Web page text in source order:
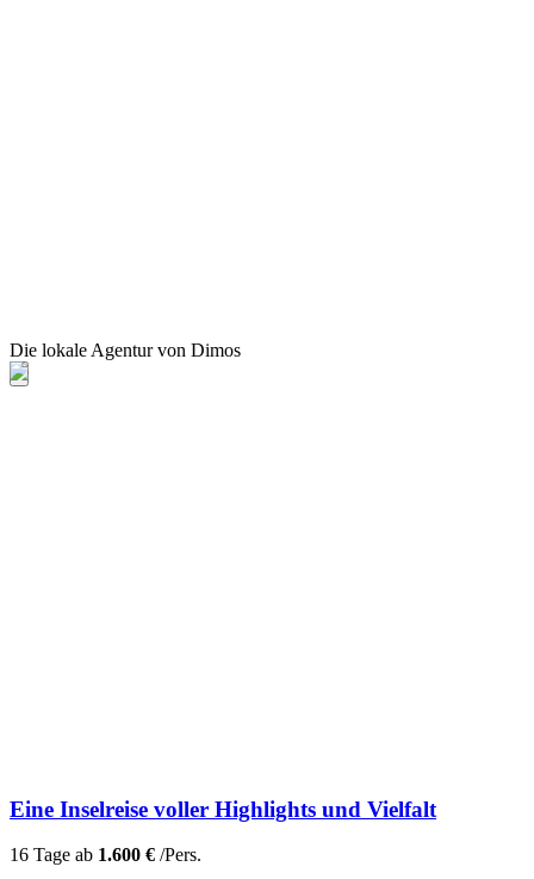
Die lokale Agentur von Dimos
Eine Inselreise voller Highlights und Vielfalt
16 Tage ab 1.600 € /Pers.